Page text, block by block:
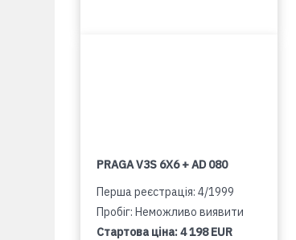
PRAGA V3S 6X6 + AD 080
Перша реєстрація: 4/1999
Пробіг: Неможливо виявити
Стартова ціна:4 198 EUR